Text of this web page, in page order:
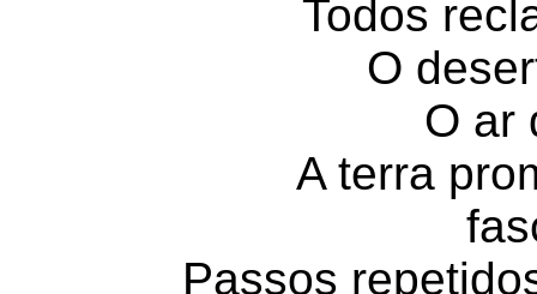
Todos
O
O ar
A terra
Passos